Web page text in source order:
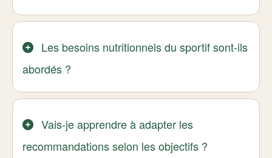
Les besoins nutritionnels du sportif sont-ils
abordés ?
Vais-je apprendre à adapter les
recommandations selon les objectifs ?